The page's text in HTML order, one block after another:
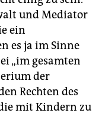
und Mediator
ein
es ja im Sinne
„im gesamten
der
Rechten des
mit Kindern zu